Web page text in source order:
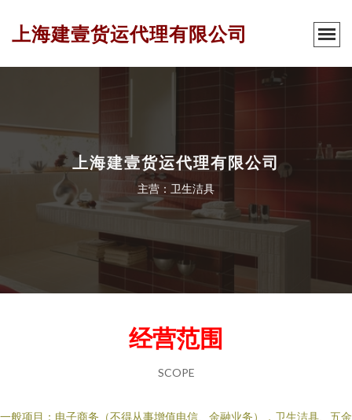
上海建壹货运代理有限公司
上海建壹货运代理有限公司
主营：卫生洁具
经营范围
SCOPE
一般项目：电子商务（不得从事增值电信、金融业务），卫生洁具、五金